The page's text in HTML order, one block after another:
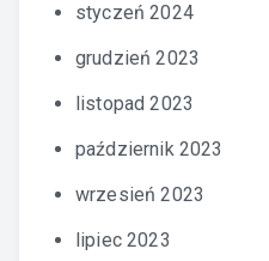
styczeń 2024
grudzień 2023
listopad 2023
październik 2023
wrzesień 2023
lipiec 2023